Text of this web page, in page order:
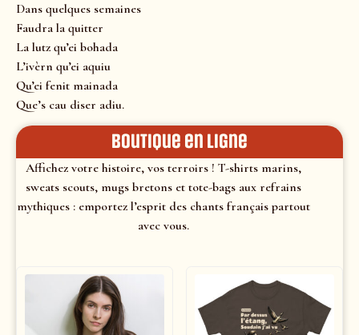
Dans quelques semaines
Faudra la quitter
La lutz qu’ei bohada
L’ivèrn qu’ei aquiu
Qu’ei fenit mainada
Que’s cau diser adiu.
Boutique en ligne
Affichez votre histoire, vos terroirs ! T-shirts marins,
sweats scouts, mugs bretons et tote-bags aux refrains
mythiques : emportez l’esprit des chants français partout
avec vous.